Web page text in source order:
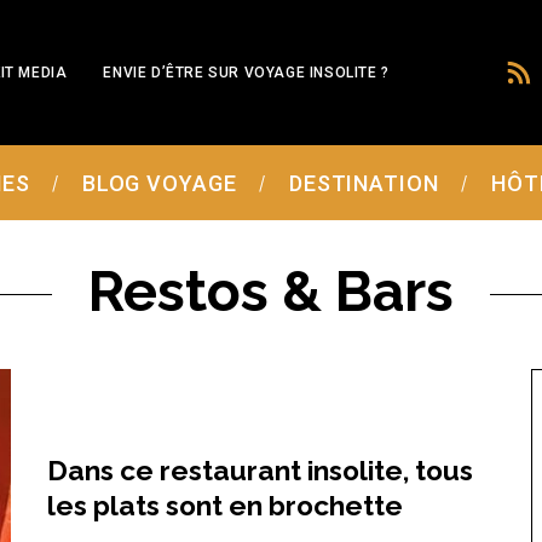
MEDIA ENVIE D’ÊTRE SUR VOYAGE INSOLITE ?
BLOG VOYAGE DESTINATION
Restos & Bars
Dans ce restaurant insolite, tous
les plats sont en brochette